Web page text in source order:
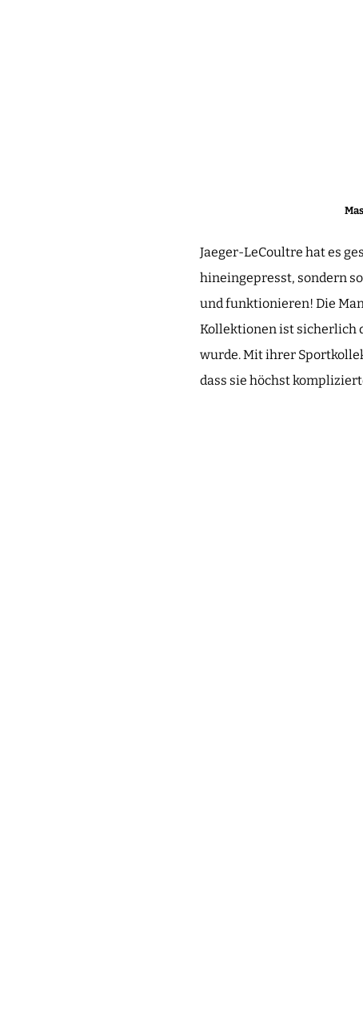
Jaeger-LeCoultre hat es
hineingepresst, sondern
und funktionieren! Die
Kollektionen ist sicherlich
wurde. Mit ihrer
dass sie höchst